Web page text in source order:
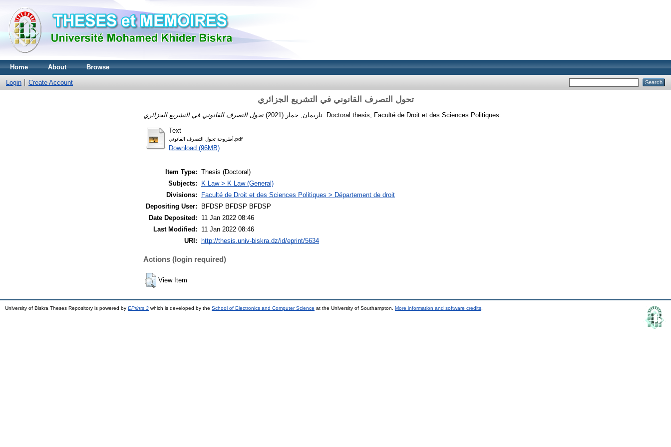
Home About Browse
Login Create Account
تحول التصرف القانوني في التشريع الجزائري
ناريمان, خمار (2021) Doctoral thesis, Faculté de Droit et des Sciences Politiques.
Text
أطروحة تحول التصرف القانوني.pdf
Download (96MB)
Item Type: Thesis (Doctoral)
Subjects:
K Law > K Law (General)
Divisions:
Faculté de Droit et des Sciences Politiques > Département de droit
Depositing User:
BFDSP BFDSP BFDSP
Date Deposited:
11 Jan 2022 08:46
Last Modified:
11 Jan 2022 08:46
URI:
http://thesis.univ-biskra.dz/id/eprint/5634
Actions (login required)
View Item
University of Biskra Theses Repository is powered by EPrints 3 which is developed by the School of Electronics and Computer Science at the University of Southampton. More information and software credits